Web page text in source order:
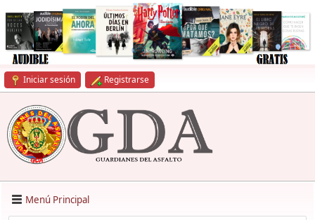
Iniciar sesión Registrarse
Menú Principal